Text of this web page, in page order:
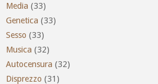
Media (33)
Genetica (33)
Sesso (33)
Musica (32)
Autocensura (32)
Disprezzo (31)